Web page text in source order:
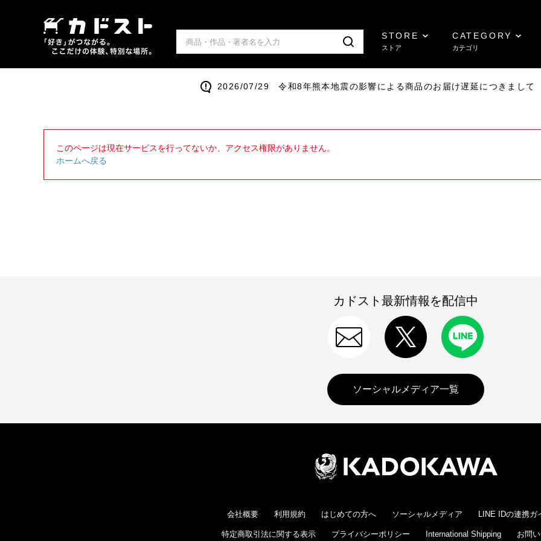
STORE
ストア
CATEGORY
カテゴリ
2026/07/29 令和8年熊本地震の影響による商品のお届け遅延につきまして
このページは現在サービスを行ってないか、アクセス権限がありません。
ホームへ戻る
カドスト最新情報を配信中
ソーシャルメディア一覧
会社概要 利用規約 はじめての方へ ソーシャルメディア LINE IDの連携ガ
特定商取引法に関する表示 プライバシーポリシー International Shipping お問